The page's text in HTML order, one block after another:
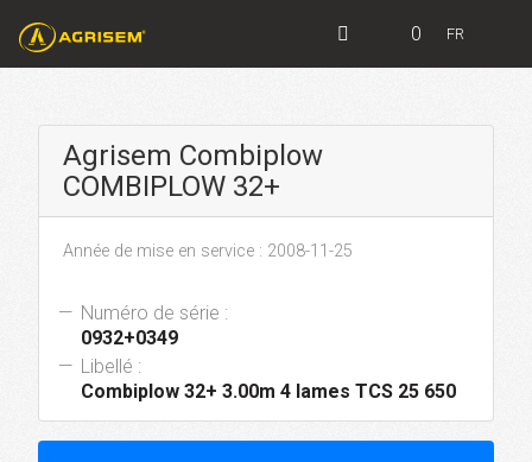
0 FR
Agrisem Combiplow
COMBIPLOW 32+
Année de mise en service : 2008-11-25
Numéro de série :
0932+0349
Libellé :
Combiplow 32+ 3.00m 4 lames TCS 25 650